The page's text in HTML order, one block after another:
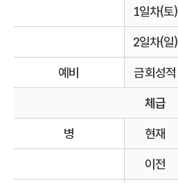
1일차(토)
2일차(일)
금회성적
예비
체급
현재
병
이전